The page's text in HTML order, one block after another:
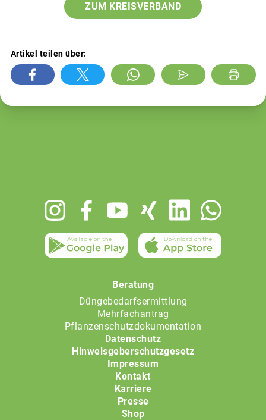
ZUM KREISVERBAND
Artikel teilen über:
Beratung
Düngebedarfsermittlung
Mehrfachantrag
Pflanzenschutzdokumentation
Datenschutz
Hinweisgeberschutzgesetz
Impressum
Kontakt
Karriere
Presse
Shop